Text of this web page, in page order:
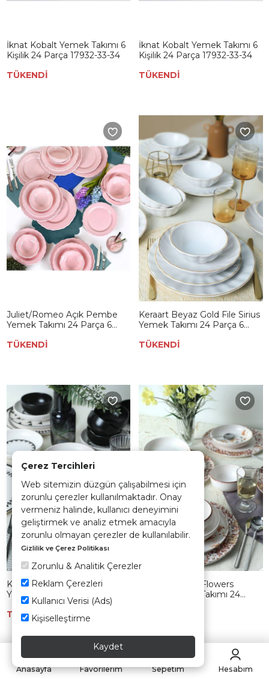
Çerez Tercihleri
Web sitemizin düzgün çalışabilmesi için
zorunlu çerezler kullanılmaktadır. Onay
vermeniz halinde, kullanıcı deneyimini
geliştirmek ve analiz etmek amacıyla
zorunlu olmayan çerezler de kullanılabilir.
Gizlilik ve Çerez Politikası
Zorunlu & Analitik Çerezler
Reklam Çerezleri
Kullanıcı Verisi (Ads)
Kişiselleştirme
Kaydet
İknat Kobalt Yemek Takımı 6
Kişilik 24 Parça 17932-33-34
TÜKENDİ
İknat Kobalt Yemek Takımı 6
Kişilik 24 Parça 17932-33-34
TÜKENDİ
Juliet/Romeo Açık Pembe
Yemek Takımı 24 Parça 6
TÜKENDİ
Keraart Beyaz Gold File Sirius
Yemek Takımı 24 Parça 6
TÜKENDİ
Keraart Black Pattern Nordic
Yemek Takımı 24 Parça 6
Kişilik 21478-79-80
TÜKENDİ
Keraart Brown Flowers
Nordic Yemek Takımı 24
Anasayfa Favorilerim Sepetim Hesabım